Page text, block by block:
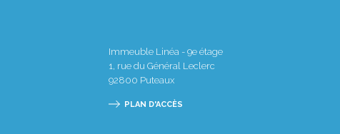
Immeuble Linéa - 9e étage
1, rue du Général Leclerc
92800 Puteaux
PLAN D'ACCÈS